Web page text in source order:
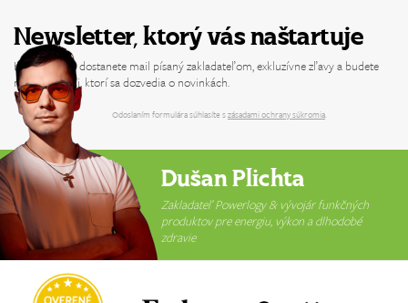
Newsletter, ktorý vás naštartuje
Každý týždeň dostanete mail písaný zakladateľom, exkluzívne zľavy a budete
medzi prvými, ktorí sa dozvedia o novinkách.
Odoslaním formulára súhlasíte szásadami ochrany súkromia
Dušan Plichta
Zakladateľ Powerlogy & vývojár funkčných
produktov pre energiu, výkon a dlhodobé
zdravie